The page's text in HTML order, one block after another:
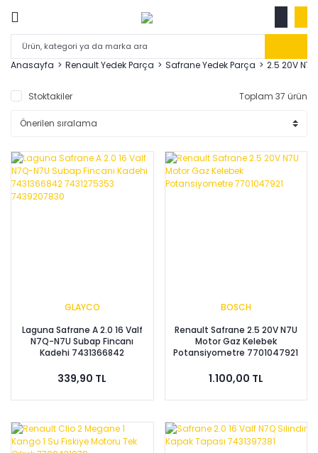
Anasayfa Renault Yedek Parça Safrane Yedek Parça 2.5 20V N7U
Stoktakiler Toplam 37 ürün
GLAYCO
Laguna Safrane A 2.0 16 Valf
N7Q-N7U Subap Fincanı
Kadehi 7431366842
339,90 TL
BOSCH
Renault Safrane 2.5 20V N7U
Motor Gaz Kelebek
Potansiyometre 7701047921
1.100,00 TL